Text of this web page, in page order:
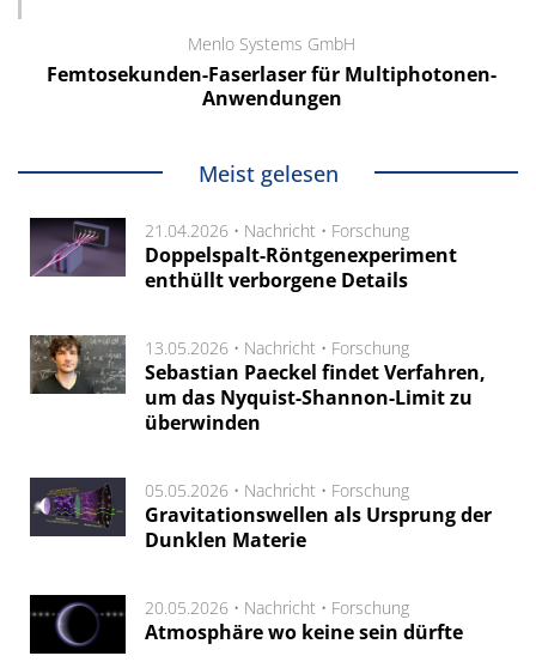
Menlo Systems GmbH
Femtosekunden-Faserlaser für Multiphotonen-
Anwendungen
Meist gelesen
21.04.2026 • Nachricht • Forschung
Doppelspalt-Röntgenexperiment
enthüllt verborgene Details
13.05.2026 • Nachricht • Forschung
Sebastian Paeckel findet Verfahren,
um das Nyquist-Shannon-Limit zu
überwinden
05.05.2026 • Nachricht • Forschung
Gravitationswellen als Ursprung der
Dunklen Materie
20.05.2026 • Nachricht • Forschung
Atmosphäre wo keine sein dürfte